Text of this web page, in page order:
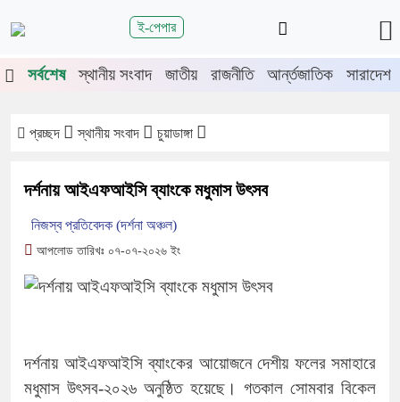
ই-পেপার
শিরোনাম
চুয়াডাঙ্গায় সওজের
সর্বশেষ
স্থানীয় সংবাদ জাতীয় রাজনীতি আর্ন্তজাতিক সারাদেশ
প্রচ্ছদ স্থানীয় সংবাদ চুয়াডাঙ্গা
দর্শনায় আইএফআইসি ব্যাংকে মধুমাস উৎসব
নিজস্ব প্রতিবেদক (দর্শনা অঞ্চল)
আপলোড তারিখঃ ০৭-০৭-২০২৬ ইং
দর্শনায় আইএফআইসি ব্যাংকের আয়োজনে দেশীয় ফলের সমাহারে
মধুমাস উৎসব-২০২৬ অনুষ্ঠিত হয়েছে। গতকাল সোমবার বিকেল